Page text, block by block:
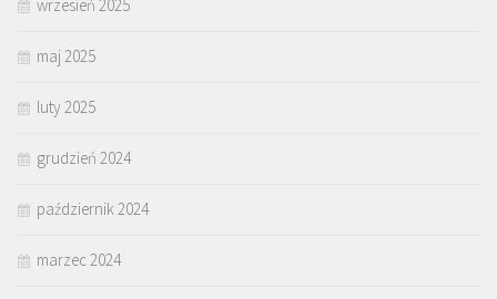
wrzesień 2025
maj 2025
luty 2025
grudzień 2024
październik 2024
marzec 2024